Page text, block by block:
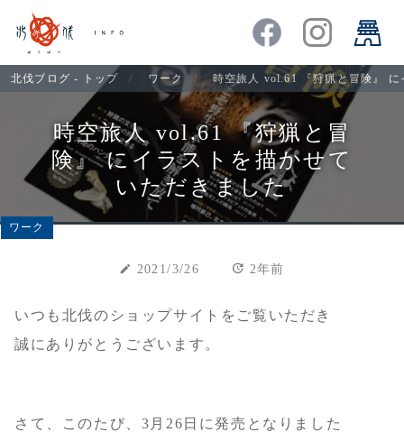
北伐ブログ - トップ ワーク 時空旅人 vol.61 『狩猟と冒険』
時空旅人 vol.61 『狩猟と冒
険』 にイラストを描かせて
いただきました
ワーク
create 2021/3/26 update 2年前
いつも北伐のショップサイトをご覧いただき
誠にありがとうございます。
さて、このたび、3月26日に発売となりました